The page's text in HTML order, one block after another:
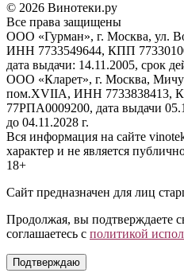
© 2026 Винотеки.ру
Все права защищены
ООО «Гурман», г. Москва, ул.
ИНН 7733549644, КПП
дата выдачи: 14.11.2005, срок
ООО «Кларет», г. Москва,
пом.XVIIA, ИНН 7733838413,
77РПА0009200, дата выдачи
до 04.11.2028 г.
Вся информация на сайте
характер и не является
18+
Сайт предназначен для лиц
Продолжая, вы подтверждаете
соглашаетесь с политикой
Подтверждаю